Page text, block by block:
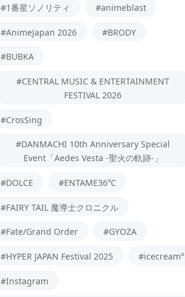
#1番星ソノリティ #animeblast
#AnimeJapan 2026 #BRODY
#BUBKA
#CENTRAL MUSIC & ENTERTAINMENT
FESTIVAL 2026
#CrosSing
#DANMACHI 10th Anniversary Special
Event「Aedes Vesta -聖火の軌跡-」
#DOLCE #ENTAME36℃
#FAIRY TAIL 魔導士クロニクル
#Fate/Grand Order #GYOZA
#HYPER JAPAN Festival 2025 #icecream°
#Instagram